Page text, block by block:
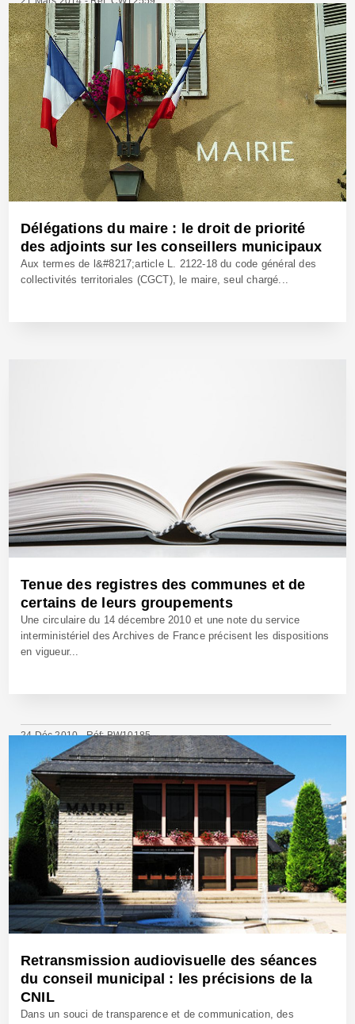
Délégations du maire : le droit de priorité
des adjoints sur les conseillers municipaux
Aux termes de l&#8217;article L. 2122-18 du code général des
collectivités territoriales (CGCT), le maire, seul chargé...
Tenue des registres des communes et de
certains de leurs groupements
Une circulaire du 14 décembre 2010 et une note du service
interministériel des Archives de France précisent les dispositions
en vigueur...
24 Déc 2010 - Réf: BW10185
Retransmission audiovisuelle des séances
du conseil municipal : les précisions de la
CNIL
Dans un souci de transparence et de communication, des